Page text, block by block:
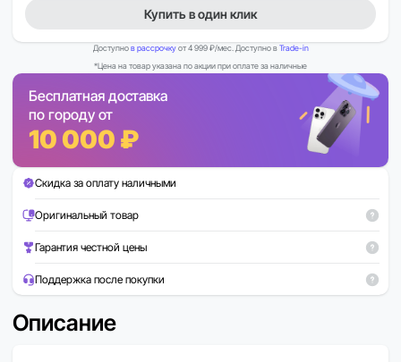
Купить в один клик
Доступнов рассрочкуот 4 999 ₽/мес. Доступно вTrade-in
*Цена на товар указана по акции при оплате за наличные
Бесплатная доставка
по городу от
10 000 ₽
Скидка за оплату наличными
Оригинальный товар
Гарантия честной цены
Поддержка после покупки
Описание